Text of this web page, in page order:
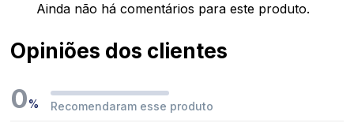
Ainda não há comentários para este produto.
Opiniões dos clientes
0% Recomendaram esse produto